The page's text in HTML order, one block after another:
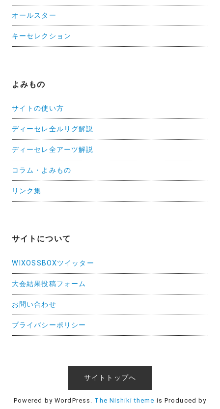
オールスター
キーセレクション
よみもの
サイトの使い方
ディーセレ全ルリグ解説
ディーセレ全アーツ解説
コラム・よみもの
リンク集
サイトについて
WIXOSSBOXツイッター
大会結果投稿フォーム
お問い合わせ
プライバシーポリシー
サイトトップへ
Powered by WordPress. The Nishiki theme is Produced by